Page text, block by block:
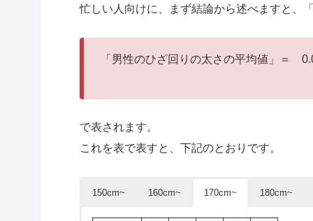
忙しい人向けに、まず結論から述べますと、
「男性のひざ回りの太さの平均値」
で表されます。
これを表で表すと、下記のとおりです。
150cm~ 160cm~ 170cm~ 180cm~
身長/体重 150 152 154 156 158
身長/体重 160 162 164 166
168